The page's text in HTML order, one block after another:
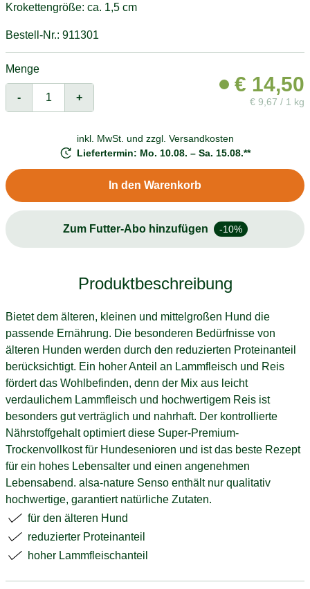
Krokettengröße: ca. 1,5 cm
Bestell-Nr.: 911301
Menge
- +
€ 14,50
€ 9,67 / 1 kg
inkl. MwSt. und zzgl. Versandkosten
Liefertermin: Mo. 10.08. – Sa. 15.08.**
In den Warenkorb
Zum Futter-Abo hinzufügen -10%
Produktbeschreibung
Bietet dem älteren, kleinen und mittelgroßen Hund die
passende Ernährung. Die besonderen Bedürfnisse von
älteren Hunden werden durch den reduzierten Proteinanteil
berücksichtigt. Ein hoher Anteil an Lammfleisch und Reis
fördert das Wohlbefinden, denn der Mix aus leicht
verdaulichem Lammfleisch und hochwertigem Reis ist
besonders gut verträglich und nahrhaft. Der kontrollierte
Nährstoffgehalt optimiert diese Super-Premium-
Trockenvollkost für Hundesenioren und ist das beste Rezept
für ein hohes Lebensalter und einen angenehmen
Lebensabend. alsa-nature Senso enthält nur qualitativ
hochwertige, garantiert natürliche Zutaten.
für den älteren Hund
reduzierter Proteinanteil
hoher Lammfleischanteil